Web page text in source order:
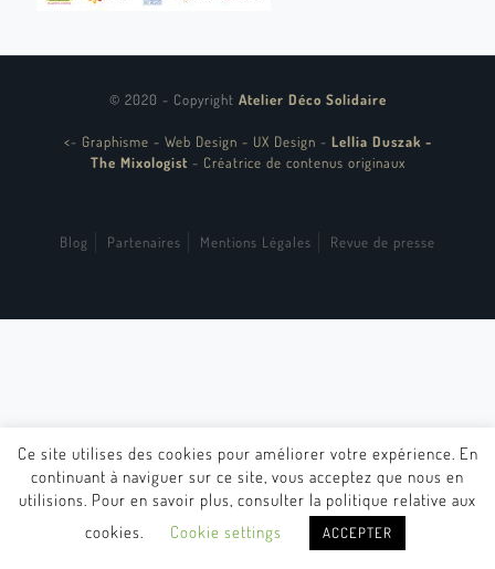
© 2020 - Copyright Atelier Déco Solidaire
<- Graphisme - Web Design - UX Design - Lellia Duszak -
The Mixologist - Créatrice de contenus originaux
Blog Partenaires Mentions Légales Revue de presse
Ce site utilises des cookies pour améliorer votre expérience. En
continuant à naviguer sur ce site, vous acceptez que nous en
utilisions. Pour en savoir plus, consulter la politique relative aux
cookies.
Cookie settings ACCEPTER